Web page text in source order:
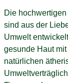
Die
sind aus der
Umwelt
gesunde Haut
natürlichen